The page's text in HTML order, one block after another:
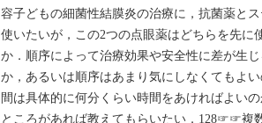
容子どもの細菌性結膜炎の治療に，抗菌薬と
使いたいが，この2つの点眼薬はどちらを先に
か．順序によって治療効果や安全性に差が生
か，あるいは順序はあまり気にしなくてもよ
間は具体的に何分くらい時間をあければよい
ところがあれば教えてもらいたい．128☞☞複